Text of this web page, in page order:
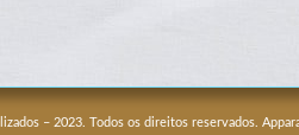
– 2023. Todos os direitos reservados.